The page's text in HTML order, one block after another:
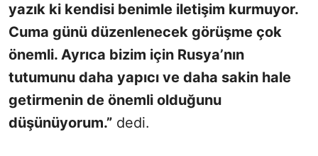
yazık ki kendisi benimle iletişim kurmuyor.
Cuma günü düzenlenecek görüşme çok
önemli. Ayrıca bizim için Rusya’nın
tutumunu daha yapıcı ve daha sakin hale
getirmenin de önemli olduğunu
düşünüyorum.” dedi.